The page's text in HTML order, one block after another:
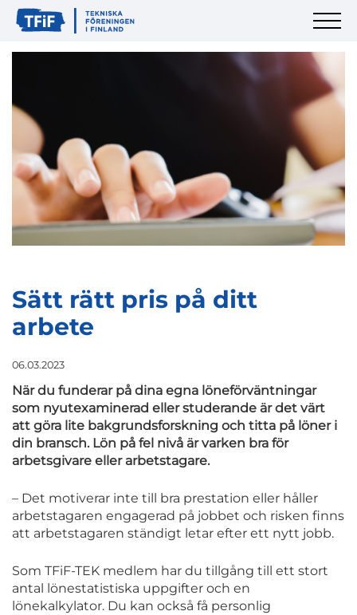
Sätt rätt pris på ditt
arbete
06.03.2023
När du funderar på dina egna löneförväntningar
som nyutexaminerad eller studerande är det värt
att göra lite bakgrundsforskning och titta på löner i
din bransch. Lön på fel nivå är varken bra för
arbetsgivare eller arbetstagare.
– Det motiverar inte till bra prestation eller håller
arbetstagaren engagerad på jobbet och risken finns
att arbetstagaren ständigt letar efter ett nytt jobb.
Som TFiF-TEK medlem har du tillgång till ett stort
antal lönestatistiska uppgifter och en
lönekalkylator. Du kan också få personlig